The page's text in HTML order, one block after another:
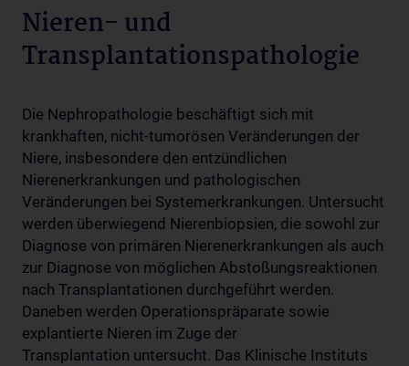
Nieren- und
Transplantationspathologie
Die Nephropathologie beschäftigt sich mit
krankhaften, nicht-tumorösen Veränderungen der
Niere, insbesondere den entzündlichen
Nierenerkrankungen und pathologischen
Veränderungen bei Systemerkrankungen. Untersucht
werden überwiegend Nierenbiopsien, die sowohl zur
Diagnose von primären Nierenerkrankungen als auch
zur Diagnose von möglichen Abstoßungsreaktionen
nach Transplantationen durchgeführt werden.
Daneben werden Operationspräparate sowie
explantierte Nieren im Zuge der
Transplantation untersucht. Das Klinische Instituts